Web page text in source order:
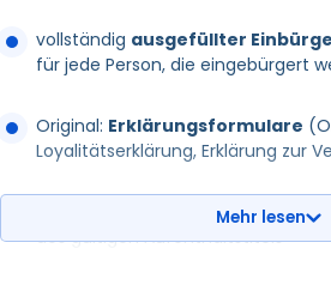
Achtung:
Die Gebühren für Ihren
Regierungspräsidium
Nachdem Sie den
Standesamt Frankfurt oder per
bezahlen. Barzahlungen sind nicht
vollständig ausgefüllter
für jede Person, die eingebürgert
Original: Erklärungsformulare
Loyalitätserklärung, Erklärung zur
Ausweis-Dokumente: Eine Kopie
des gültigen Aufenthaltstitels
Mehr lesen